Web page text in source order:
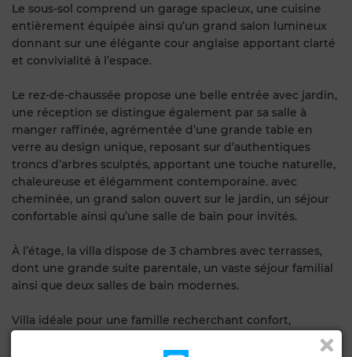
Le sous-sol comprend un garage spacieux, une cuisine
entièrement équipée ainsi qu’un grand salon lumineux
donnant sur une élégante cour anglaise apportant clarté
et convivialité à l’espace.
Le rez-de-chaussée propose une belle entrée avec jardin,
une réception se distingue également par sa salle à
manger raffinée, agrémentée d’une grande table en
verre au design unique, reposant sur d’authentiques
troncs d’arbres sculptés, apportant une touche naturelle,
chaleureuse et élégamment contemporaine. avec
cheminée, un grand salon ouvert sur le jardin, un séjour
confortable ainsi qu’une salle de bain pour invités.
À l’étage, la villa dispose de 3 chambres avec terrasses,
dont une grande suite parentale, un vaste séjour familial
ainsi que deux salles de bain modernes.
Villa idéale pour une famille recherchant confort,